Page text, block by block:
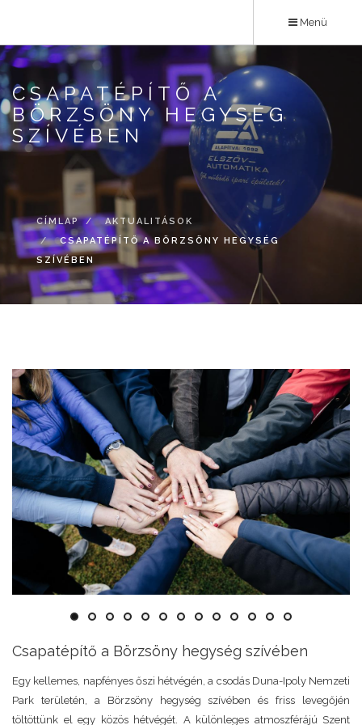
tartalomra
Menü
CSAPATÉPÍTŐ A
BÖRZSÖNY HEGYSÉG
SZÍVÉBEN
CÍMLAP
AKTUALITÁSOK
CSAPATÉPÍTŐ A BÖRZSÖNY HEGYSÉG
SZÍVÉBEN
Csapatépítő a Börzsöny hegység szívében
Egy kellemes, napfényes őszi hétvégén, a csodás Duna-Ipoly Nemzeti
Park területén, a Börzsöny hegység szívében és friss levegőjén
töltöttünk el egy közös hétvégét. A különleges atmoszférájú Szent